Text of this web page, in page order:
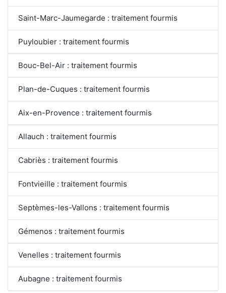
Saint-Marc-Jaumegarde : traitement fourmis
Puyloubier : traitement fourmis
Bouc-Bel-Air : traitement fourmis
Plan-de-Cuques : traitement fourmis
Aix-en-Provence : traitement fourmis
Allauch : traitement fourmis
Cabriès : traitement fourmis
Fontvieille : traitement fourmis
Septèmes-les-Vallons : traitement fourmis
Gémenos : traitement fourmis
Venelles : traitement fourmis
Aubagne : traitement fourmis